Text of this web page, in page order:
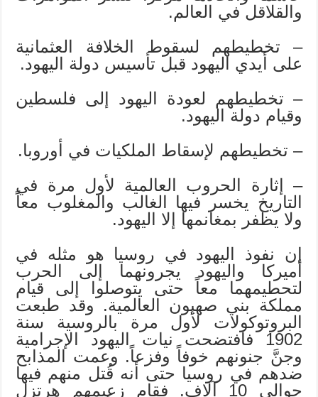
والقلاقل في العالم.
– تخطيطهم لسقوط الخلافة العثمانية
على أيدي اليهود قبل تأسيس دولة اليهود.
– تخطيطهم لعودة اليهود إلى فلسطين
وقيام دولة اليهود.
– تخطيطهم لإسقاط الملكيات في أوروبا.
– إثارة الحروب العالمية لأول مرة في
التاريخ يخسر فيها الغالب والمغلوب معاً
ولا يظفر بمغانمها إلا اليهود.
إن نفوذ اليهود في روسيا هو مثله في
أميركا واليهود يجرونهما إلى الحرب
لتحطيمهما معاً حتى يتوصلوا إلى قيام
مملكة بني صهيون العالمية. وقد طبعت
البروتوكولات لأول مرة بالروسية سنة
1902 فافتضحت نيات اليهود الإجرامية
وجنَّ جنونهم خوفاً وفزعاً. وعمت المذابح
ضدهم في روسيا حتى أنه قُتل منهم فيها
حوالي 10 آلاف. فقام زعيمهم هرتزل